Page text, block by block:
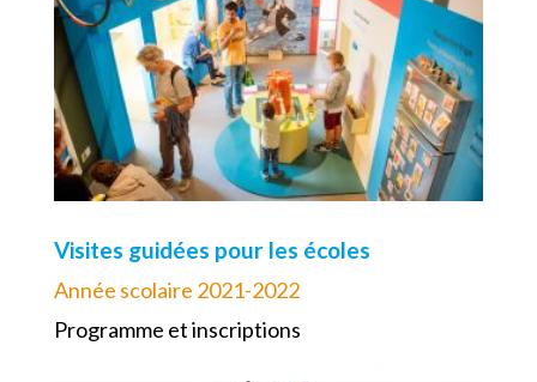
Visites guidées pour les écoles
Année scolaire 2021-2022
Programme et inscriptions